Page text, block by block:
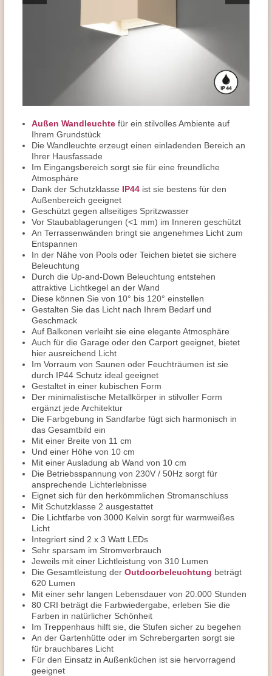
Außen Wandleuchte für ein stilvolles Ambiente auf
Ihrem Grundstück
Die Wandleuchte erzeugt einen einladenden Bereich an
Ihrer Hausfassade
Im Eingangsbereich sorgt sie für eine freundliche
Atmosphäre
Dank der Schutzklasse IP44 ist sie bestens für den
Außenbereich geeignet
Geschützt gegen allseitiges Spritzwasser
Vor Staubablagerungen (<1 mm) im Inneren geschützt
An Terrassenwänden bringt sie angenehmes Licht zum
Entspannen
In der Nähe von Pools oder Teichen bietet sie sichere
Beleuchtung
Durch die Up-and-Down Beleuchtung entstehen
attraktive Lichtkegel an der Wand
Diese können Sie von 10° bis 120° einstellen
Gestalten Sie das Licht nach Ihrem Bedarf und
Geschmack
Auf Balkonen verleiht sie eine elegante Atmosphäre
Auch für die Garage oder den Carport geeignet, bietet
hier ausreichend Licht
Im Vorraum von Saunen oder Feuchträumen ist sie
durch IP44 Schutz ideal geeignet
Gestaltet in einer kubischen Form
Der minimalistische Metallkörper in stilvoller Form
ergänzt jede Architektur
Die Farbgebung in Sandfarbe fügt sich harmonisch in
das Gesamtbild ein
Mit einer Breite von 11 cm
Und einer Höhe von 10 cm
Mit einer Ausladung ab Wand von 10 cm
Die Betriebsspannung von 230V / 50Hz sorgt für
ansprechende Lichterlebnisse
Eignet sich für den herkömmlichen Stromanschluss
Mit Schutzklasse 2 ausgestattet
Die Lichtfarbe von 3000 Kelvin sorgt für warmweißes
Licht
Integriert sind 2 x 3 Watt LEDs
Sehr sparsam im Stromverbrauch
Jeweils mit einer Lichtleistung von 310 Lumen
Die Gesamtleistung der Outdoorbeleuchtung beträgt
620 Lumen
Mit einer sehr langen Lebensdauer von 20.000 Stunden
80 CRI beträgt die Farbwiedergabe, erleben Sie die
Farben in natürlicher Schönheit
Im Treppenhaus hilft sie, die Stufen sicher zu begehen
An der Gartenhütte oder im Schrebergarten sorgt sie
für brauchbares Licht
Für den Einsatz in Außenküchen ist sie hervorragend
geeignet